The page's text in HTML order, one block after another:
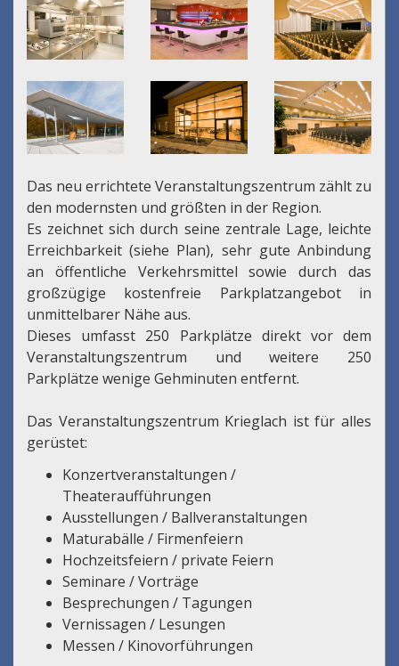
Das neu errichtete Veranstaltungszentrum zählt zu
den modernsten und größten in der Region.
Es zeichnet sich durch seine zentrale Lage, leichte
Erreichbarkeit (siehe Plan), sehr gute Anbindung
an öffentliche Verkehrsmittel sowie durch das
großzügige kostenfreie Parkplatzangebot in
unmittelbarer Nähe aus.
Dieses umfasst 250 Parkplätze direkt vor dem
Veranstaltungszentrum und weitere 250
Parkplätze wenige Gehminuten entfernt.
Das Veranstaltungszentrum Krieglach ist für alles
gerüstet:
Konzertveranstaltungen /
Theateraufführungen
Ausstellungen / Ballveranstaltungen
Maturabälle / Firmenfeiern
Hochzeitsfeiern / private Feiern
Seminare / Vorträge
Besprechungen / Tagungen
Vernissagen / Lesungen
Messen / Kinovorführungen